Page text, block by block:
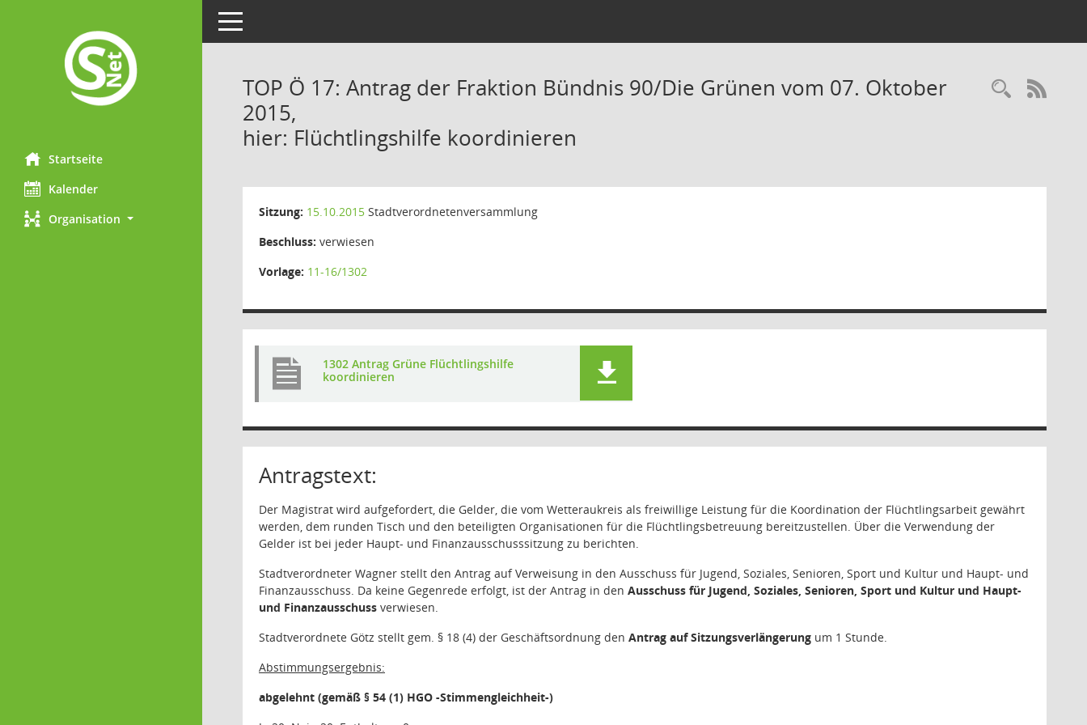
Startseite
Kalender
Organisation
Toggle navigation
TOP Ö 17: Antrag der Fraktion Bündnis 90/Die Grünen vom 07. Oktober
2015,
hier: Flüchtlingshilfe koordinieren
Sitzung: 15.10.2015 Stadtverordnetenversammlung
Beschluss: verwiesen
Vorlage: 11-16/1302
1302 Antrag Grüne Flüchtlingshilfe
koordinieren
Antragstext:
Der Magistrat wird aufgefordert, die Gelder, die vom Wetteraukreis als freiwillige Leistung für die Koordination der Flüchtlingsarbeit gewährt
werden, dem runden Tisch und den beteiligten Organisationen für die Flüchtlingsbetreuung bereitzustellen. Über die Verwendung der
Gelder ist bei jeder Haupt- und Finanzausschusssitzung zu berichten.
Stadtverordneter Wagner stellt den Antrag auf Verweisung in den Ausschuss für Jugend, Soziales, Senioren, Sport und Kultur und Haupt- und
Finanzausschuss. Da keine Gegenrede erfolgt, ist der Antrag in den Ausschuss für Jugend, Soziales, Senioren, Sport und Kultur und Haupt-
und Finanzausschuss verwiesen.
Stadtverordnete Götz stellt gem. § 18 (4) der Geschäftsordnung den Antrag auf Sitzungsverlängerung um 1 Stunde.
Abstimmungsergebnis:
abgelehnt (gemäß § 54 (1) HGO -Stimmengleichheit-)